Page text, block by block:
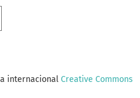
internacional Creative Commons